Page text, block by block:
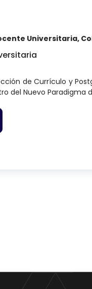
Universitaria,
de Currículo y
del Nuevo Paradigma
en Formación